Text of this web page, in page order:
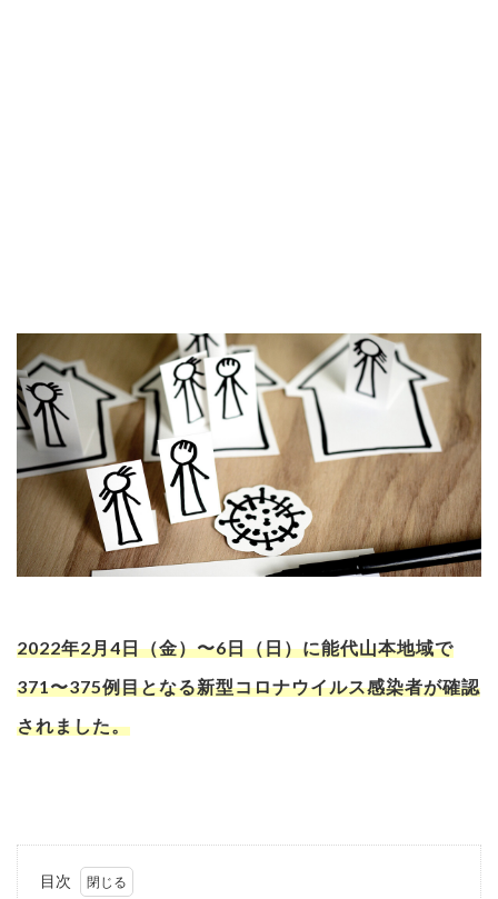
2022年2月4日（金）〜6日（日）に能代山本地域で
371〜375例目となる新型コロナウイルス感染者が確認
されました。
目次